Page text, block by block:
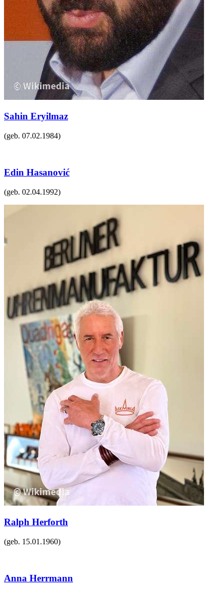
Sahin Eryilmaz
(geb. 07.02.1984)
Edin Hasanović
(geb. 02.04.1992)
Ralph Herforth
(geb. 15.01.1960)
Anna Herrmann